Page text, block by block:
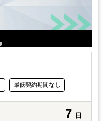
最低契約期間なし
7 日